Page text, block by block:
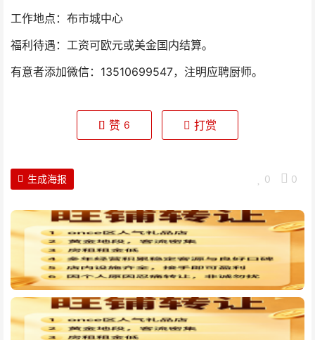
工作地点：布市城中心
福利待遇：工资可欧元或美金国内结算。
有意者添加微信：13510699547，注明应聘厨师。
赞 6 打赏
0 0
生成海报